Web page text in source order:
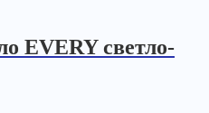
EVERY светло-